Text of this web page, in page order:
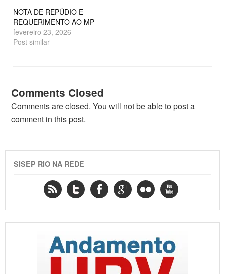
NOTA DE REPÚDIO E
REQUERIMENTO AO MP
fevereiro 23, 2026
Post similar
Comments Closed
Comments are closed. You will not be able to post a
comment in this post.
SISEP RIO NA REDE